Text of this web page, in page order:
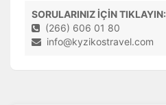
SORULARINIZ İÇİN TIKLAYIN:
(266) 606 01 80
info@kyzikostravel.com